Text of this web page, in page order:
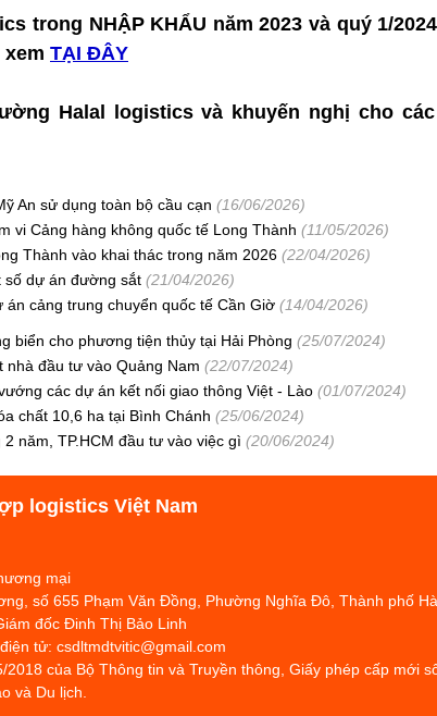
trong NHẬP KHẨU năm 2023 và quý 1/
TẠI ĐÂY
Halal logistics và khuyến nghị cho
An sử dụng toàn bộ cầu cạn (16/06/2026)
vi Cảng hàng không quốc tế Long Thành (11/05/2026)
Thành vào khai thác trong năm 2026 (22/04/2026)
số dự án đường sắt (21/04/2026)
cảng trung chuyển quốc tế Cần Giờ (14/04/2026)
biển cho phương tiện thủy tại Hải Phòng (25/07/2024)
nhà đầu tư vào Quảng Nam (22/07/2024)
các dự án kết nối giao thông Việt - Lào (01/07/2024)
chất 10,6 ha tại Bình Chánh (25/06/2024)
năm, TP.HCM đầu tư vào việc gì (20/06/2024)
logistics Việt Nam
mại
số 655 Phạm Văn Đồng, Phường Nghĩa Đô, Thành phố
đốc Đinh Thị Bảo Linh
tử: csdltmdtvitic@gmail.com
của Bộ Thông tin và Truyền thông, Giấy phép cấp mới
và Du lịch.